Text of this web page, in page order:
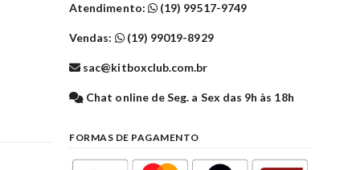
Atendimento: (19) 99517-9749
Vendas: (19) 99019-8929
sac@kitboxclub.com.br
Chat online de Seg. a Sex das 9h às 18h
FORMAS DE PAGAMENTO